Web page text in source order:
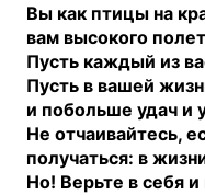
Вы как птицы на
вам высокого
Пусть каждый из
Пусть в вашей
и побольше удач и
Не отчаивайтесь,
получаться: в
Но! Верьте в себя